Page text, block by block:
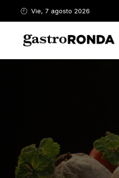
Vie, 7 agosto 2026